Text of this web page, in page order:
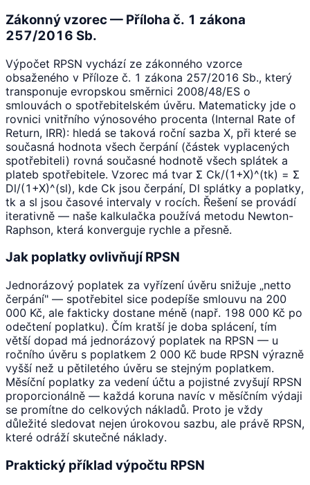
Zákonný vzorec — Příloha č. 1 zákona
257/2016 Sb.
Výpočet RPSN vychází ze zákonného vzorce
obsaženého v Příloze č. 1 zákona 257/2016 Sb., který
transponuje evropskou směrnici 2008/48/ES o
smlouvách o spotřebitelském úvěru. Matematicky jde o
rovnici vnitřního výnosového procenta (Internal Rate of
Return, IRR): hledá se taková roční sazba X, při které se
současná hodnota všech čerpání (částek vyplacených
spotřebiteli) rovná současné hodnotě všech splátek a
plateb spotřebitele. Vzorec má tvar Σ Ck/(1+X)^(tk) = Σ
Dl/(1+X)^(sl), kde Ck jsou čerpání, Dl splátky a poplatky,
tk a sl jsou časové intervaly v rocích. Řešení se provádí
iterativně — naše kalkulačka používá metodu Newton-
Raphson, která konverguje rychle a přesně.
Jak poplatky ovlivňují RPSN
Jednorázový poplatek za vyřízení úvěru snižuje „netto
čerpání" — spotřebitel sice podepíše smlouvu na 200
000 Kč, ale fakticky dostane méně (např. 198 000 Kč po
odečtení poplatku). Čím kratší je doba splácení, tím
větší dopad má jednorázový poplatek na RPSN — u
ročního úvěru s poplatkem 2 000 Kč bude RPSN výrazně
vyšší než u pětiletého úvěru se stejným poplatkem.
Měsíční poplatky za vedení účtu a pojistné zvyšují RPSN
proporcionálně — každá koruna navíc v měsíčním výdaji
se promítne do celkových nákladů. Proto je vždy
důležité sledovat nejen úrokovou sazbu, ale právě RPSN,
které odráží skutečné náklady.
Praktický příklad výpočtu RPSN